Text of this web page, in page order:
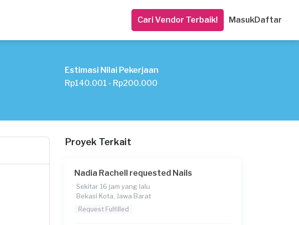
Cari Vendor Terbaik! MasukDaftar
Estimasi Nilai Pekerjaan
Rp140.001 - Rp200.000
Proyek Terkait
Nadia Rachell requested Nails
Sekitar 16 jam yang lalu
Bekasi Kota, Jawa Barat
Request Fulfilled